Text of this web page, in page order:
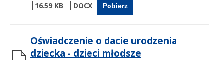
16.59 KB Pobierz
Oświadczenie o dacie urodzenia
dziecka - dzieci młodsze